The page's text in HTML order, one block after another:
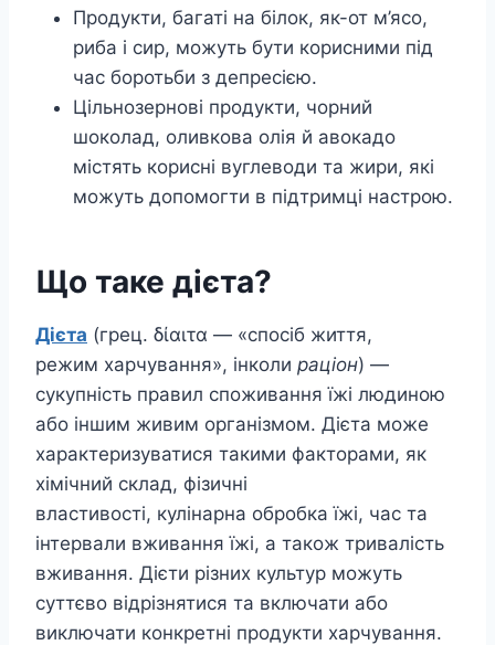
Продукти, багаті на білок, як-от м’ясо,
риба і сир, можуть бути корисними під
час боротьби з депресією.
Цільнозернові продукти, чорний
шоколад, оливкова олія й авокадо
містять корисні вуглеводи та жири, які
можуть допомогти в підтримці настрою.
Що таке дієта?
Дієта (грец. δίαιτα — «спосіб життя,
режим харчування», інколи раціон) —
сукупність правил споживання їжі людиною
або іншим живим організмом. Дієта може
характеризуватися такими факторами, як
хімічний склад, фізичні
властивості, кулінарна обробка їжі, час та
інтервали вживання їжі, а також тривалість
вживання. Дієти різних культур можуть
суттєво відрізнятися та включати або
виключати конкретні продукти харчування.